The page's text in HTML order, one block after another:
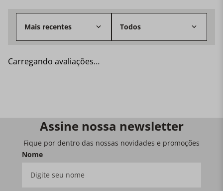
Mais recentes Todos
Carregando avaliações…
Assine nossa newsletter
Fique por dentro das nossas novidades e promoções
Nome